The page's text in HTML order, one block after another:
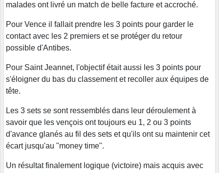
malades ont livré un match de belle facture et accroché.
Pour Vence il fallait prendre les 3 points pour garder le
contact avec les 2 premiers et se protéger du retour
possible d'Antibes.
Pour Saint Jeannet, l'objectif était aussi les 3 points pour
s'éloigner du bas du classement et recoller aux équipes de
tête.
Les 3 sets se sont ressemblés dans leur déroulement à
savoir que les vençois ont toujours eu 1, 2 ou 3 points
d'avance glanés au fil des sets et qu'ils ont su maintenir cet
écart jusqu'au "money time".
Un résultat finalement logique (victoire) mais acquis avec